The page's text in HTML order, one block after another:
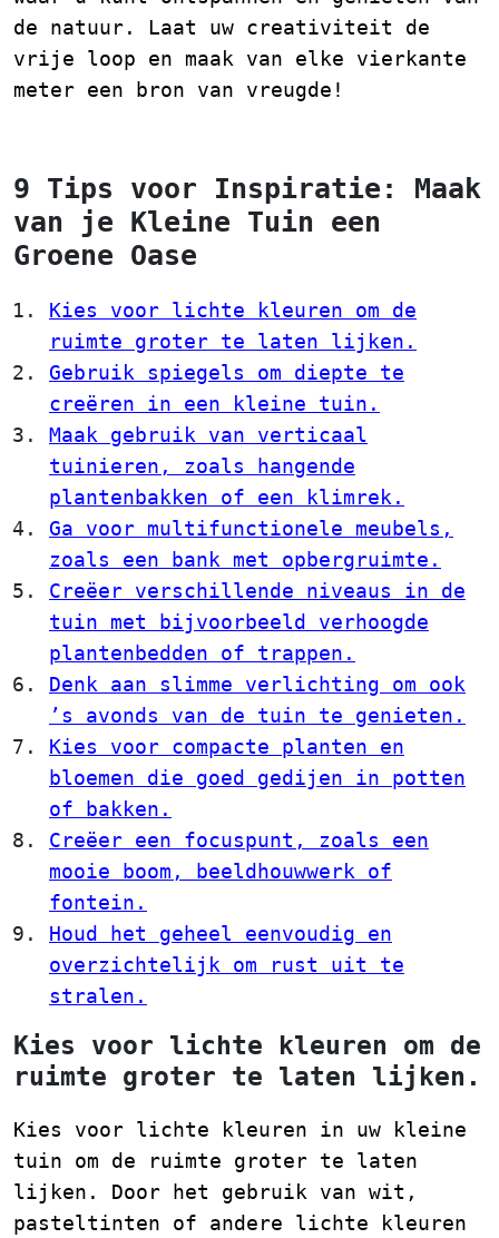
de natuur. Laat uw creativiteit de
vrije loop en maak van elke vierkante
meter een bron van vreugde!
9 Tips voor Inspiratie: Maak
van je Kleine Tuin een
Groene Oase
Kies voor lichte kleuren om de
ruimte groter te laten lijken.
Gebruik spiegels om diepte te
creëren in een kleine tuin.
Maak gebruik van verticaal
tuinieren, zoals hangende
plantenbakken of een klimrek.
Ga voor multifunctionele meubels,
zoals een bank met opbergruimte.
Creëer verschillende niveaus in de
tuin met bijvoorbeeld verhoogde
plantenbedden of trappen.
Denk aan slimme verlichting om ook
’s avonds van de tuin te genieten.
Kies voor compacte planten en
bloemen die goed gedijen in potten
of bakken.
Creëer een focuspunt, zoals een
mooie boom, beeldhouwwerk of
fontein.
Houd het geheel eenvoudig en
overzichtelijk om rust uit te
stralen.
Kies voor lichte kleuren om de
ruimte groter te laten lijken.
Kies voor lichte kleuren in uw kleine
tuin om de ruimte groter te laten
lijken. Door het gebruik van wit,
pasteltinten of andere lichte kleuren